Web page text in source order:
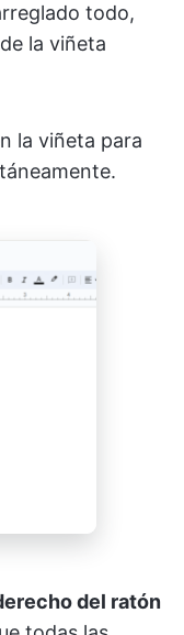
todo,
la viñeta
la viñeta para
del ratón